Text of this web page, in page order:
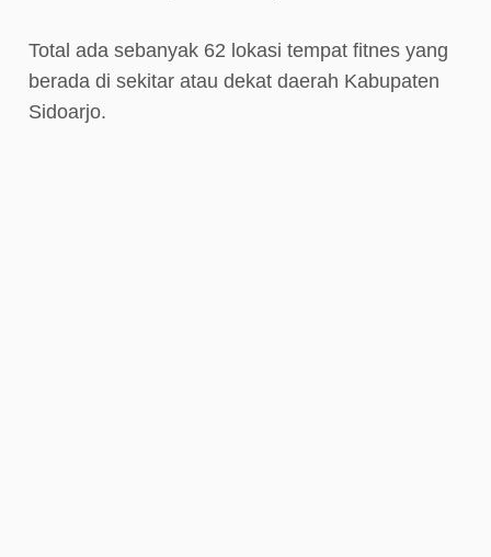
Total ada sebanyak 62 lokasi tempat fitnes yang
berada di sekitar atau dekat daerah Kabupaten
Sidoarjo.